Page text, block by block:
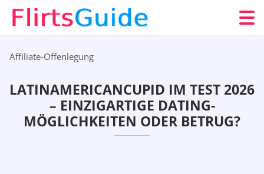
Affiliate-Offenlegung
LATINAMERICANCUPID IM TEST 2026
– EINZIGARTIGE DATING-
MÖGLICHKEITEN ODER BETRUG?